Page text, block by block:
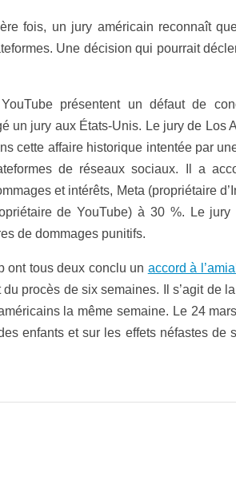
fois, un jury américain reconnaît
Une décision qui pourrait
YouTube présentent un défaut de
un jury aux États-Unis. Le jury de Los
cette affaire historique intentée par
de réseaux sociaux. Il a
et intérêts, Meta (propriétaire
de YouTube) à 30 %. Le
de dommages punitifs.
ont tous deux conclu un accord à
procès de six semaines. Il s’agit de
la même semaine. Le 24
enfants et sur les effets néfastes de